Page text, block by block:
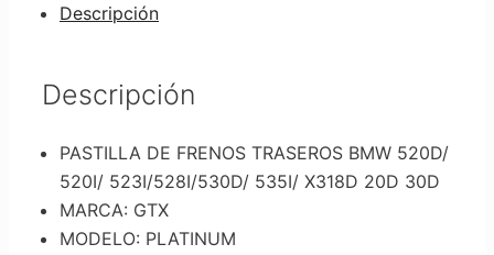
Descripción
Descripción
PASTILLA DE FRENOS TRASEROS BMW 520D/
520I/ 523I/528I/530D/ 535I/ X318D 20D 30D
MARCA: GTX
MODELO: PLATINUM